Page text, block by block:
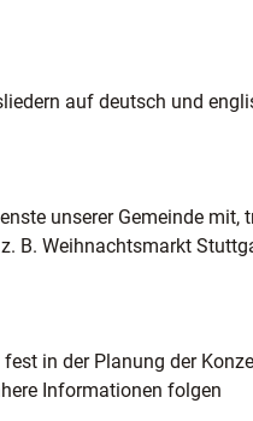
auf deutsch und
unserer Gemeinde mit,
B. Weihnachtsmarkt
in der Planung der
Informationen folgen